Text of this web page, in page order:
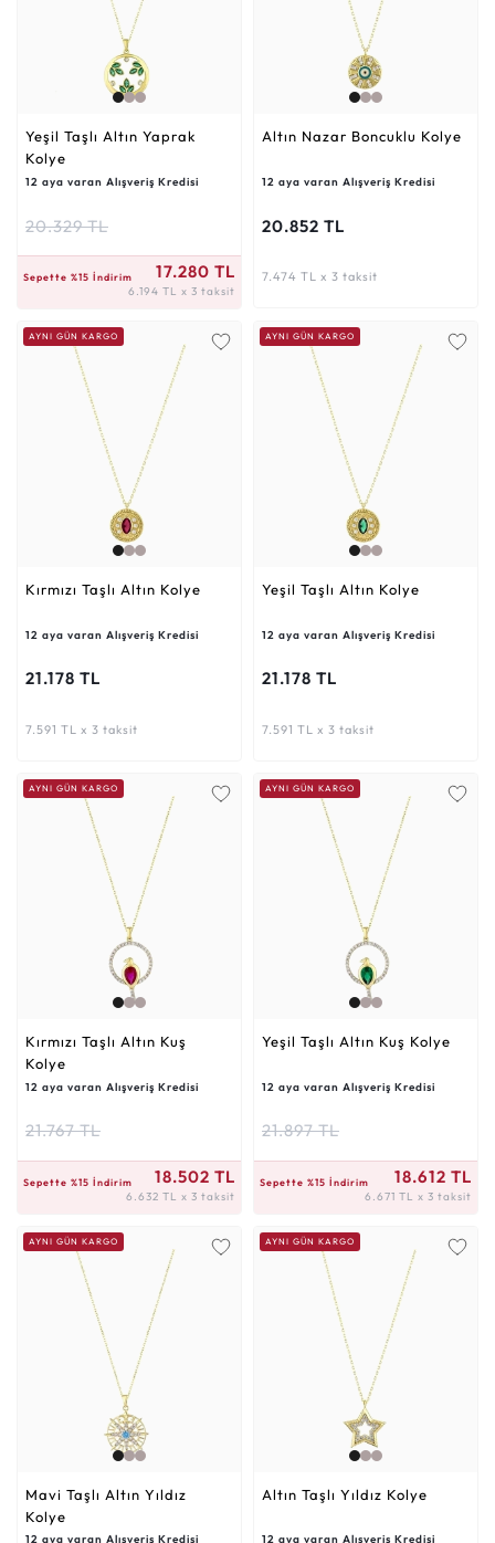
Yeşil Taşlı Altın Yaprak
Kolye
12 aya varan Alışveriş Kredisi
20.329 TL
Sepette %15 İndirim 17.280 TL
6.194 TL x 3 taksit
Altın Nazar Boncuklu Kolye
12 aya varan Alışveriş Kredisi
20.852 TL
7.474 TL x 3 taksit
AYNI GÜN KARGO
Kırmızı Taşlı Altın Kolye
12 aya varan Alışveriş Kredisi
21.178 TL
7.591 TL x 3 taksit
AYNI GÜN KARGO
Yeşil Taşlı Altın Kolye
12 aya varan Alışveriş Kredisi
21.178 TL
7.591 TL x 3 taksit
AYNI GÜN KARGO
Kırmızı Taşlı Altın Kuş
Kolye
12 aya varan Alışveriş Kredisi
21.767 TL
Sepette %15 İndirim 18.502 TL
6.632 TL x 3 taksit
AYNI GÜN KARGO
Yeşil Taşlı Altın Kuş Kolye
12 aya varan Alışveriş Kredisi
21.897 TL
Sepette %15 İndirim 18.612 TL
6.671 TL x 3 taksit
AYNI GÜN KARGO
Mavi Taşlı Altın Yıldız
Kolye
12 aya varan Alışveriş Kredisi
AYNI GÜN KARGO
Altın Taşlı Yıldız Kolye
12 aya varan Alışveriş Kredisi